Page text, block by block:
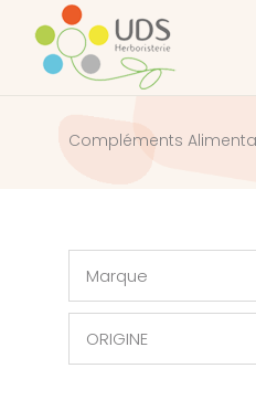
Compléments
Marque
ORIGINE